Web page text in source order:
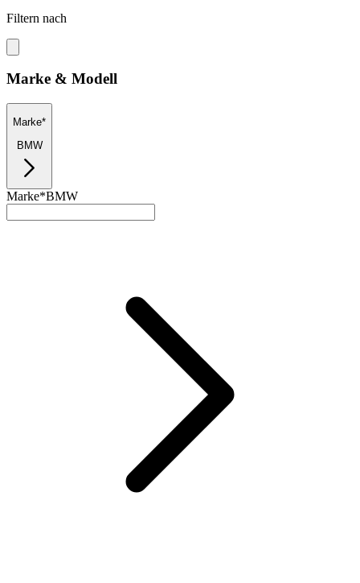
Filtern nach
Marke & Modell
Marke*
BMW
Marke*BMW